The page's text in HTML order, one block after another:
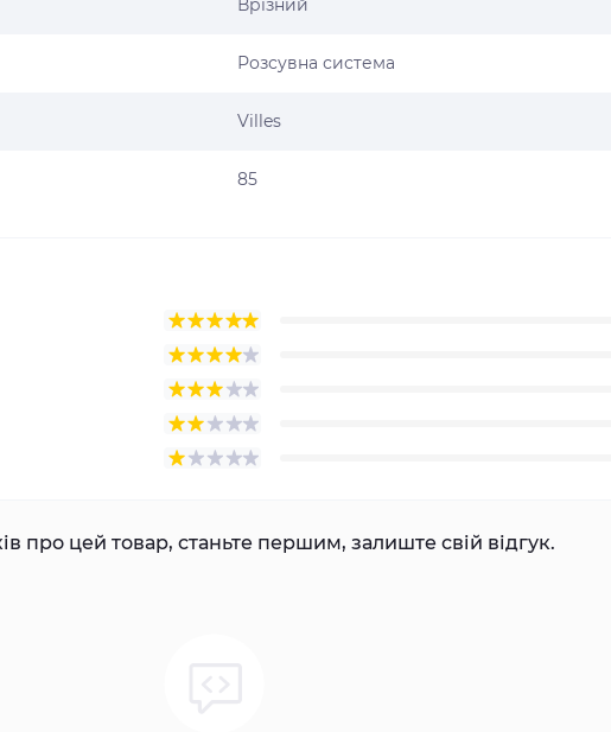
Врізний
Розсувна система
Villes
85
про цей товар, станьте першим, залиште свій відгук.